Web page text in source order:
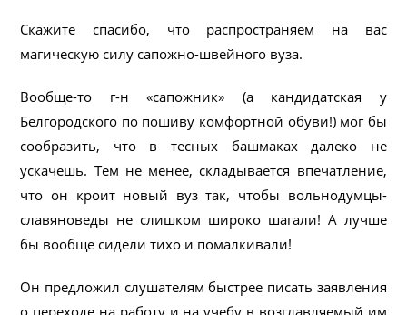
Скажите спасибо, что распространяем на вас
магическую силу сапожно-швейного вуза.
Вообще-то г-н «сапожник» (а кандидатская у
Белгородского по пошиву комфортной обуви!) мог бы
сообразить, что в тесных башмаках далеко не
ускачешь. Тем не менее, складывается впечатление,
что он кроит новый вуз так, чтобы вольнодумцы-
славяноведы не слишком широко шагали! А лучше
бы вообще сидели тихо и помалкивали!
Он предложил слушателям быстрее писать заявления
о переходе на работу и на учебу в возглавляемый им